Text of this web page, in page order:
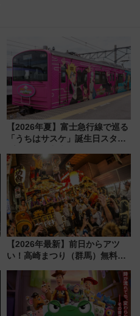
【2026年夏】富士急行線で巡る
「うちはサスケ」誕生日スタン
定グルメ＆グッズ徹底ガイド
【2026年最新】前日からアツ
い！高崎まつり（群馬）無料観